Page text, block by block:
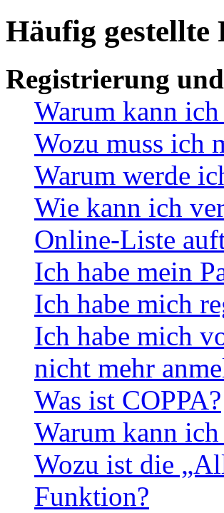
Häufig gestellte
Registrierung
Warum kann
Wozu muss ich
Warum werde
Wie kann ich
Online-Liste
Ich habe mein
Ich habe mich
Ich habe mich
nicht mehr
Was ist COPPA?
Warum kann
Wozu ist die
Funktion?